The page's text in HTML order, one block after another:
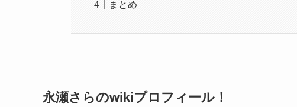
まとめ
永瀬さらのwikiプロフィール！